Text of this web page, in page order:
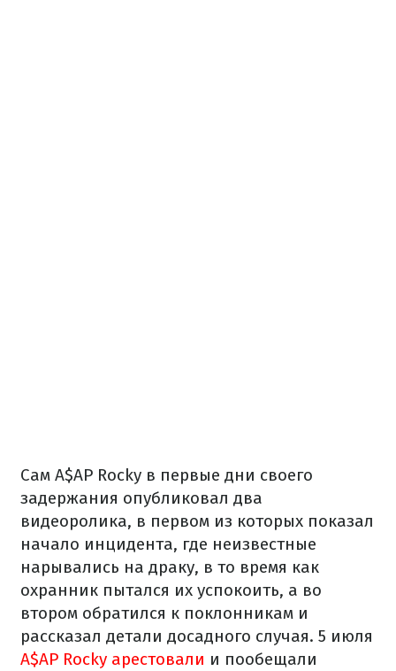
Сам A$AP Rocky в первые дни своего
задержания опубликовал два
видеоролика, в первом из которых показал
начало инцидента, где неизвестные
нарывались на драку, в то время как
охранник пытался их успокоить, а во
втором обратился к поклонникам и
рассказал детали досадного случая. 5 июля
A$AP Rocky арестовали и пообещали